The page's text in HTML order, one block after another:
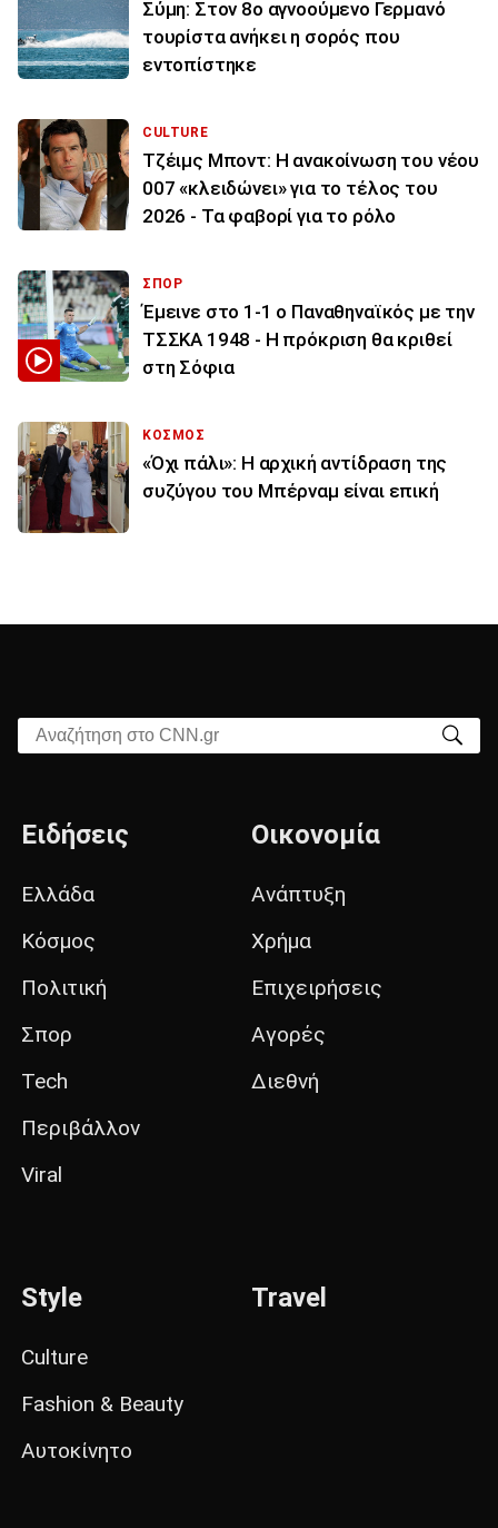
Σύμη: Στον 8ο αγνοούμενο Γερμανό
τουρίστα ανήκει η σορός που
εντοπίστηκε
CULTURE
Τζέιμς Μποντ: Η ανακοίνωση του νέου
007 «κλειδώνει» για το τέλος του
2026 - Τα φαβορί για το ρόλο
ΣΠΟΡ
Έμεινε στο 1-1 ο Παναθηναϊκός με την
ΤΣΣΚΑ 1948 - Η πρόκριση θα κριθεί
στη Σόφια
ΚΟΣΜΟΣ
«Όχι πάλι»: Η αρχική αντίδραση της
συζύγου του Μπέρναμ είναι επική
Αναζήτηση στο CNN.gr
Ειδήσεις
Ελλάδα
Κόσμος
Πολιτική
Σπορ
Tech
Περιβάλλον
Viral
Οικονομία
Ανάπτυξη
Χρήμα
Επιχειρήσεις
Αγορές
Διεθνή
Style
Culture
Fashion & Beauty
Αυτοκίνητο
Travel